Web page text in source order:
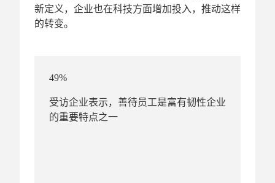
新定义，企业也在科技方面增加投入，推动这样
的转变。
49%
受访企业表示，善待员工是富有韧性企业
的重要特点之一